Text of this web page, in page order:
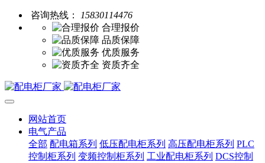
咨询热线：
15830114476
合理报价
品质保障
优质服务
资质齐全
网站首页
电气产品
全部 配电箱系列 低压配电柜系列 高压配电柜系列 PLC
控制柜系列 变频控制柜系列 工业配电柜系列 DCS控制